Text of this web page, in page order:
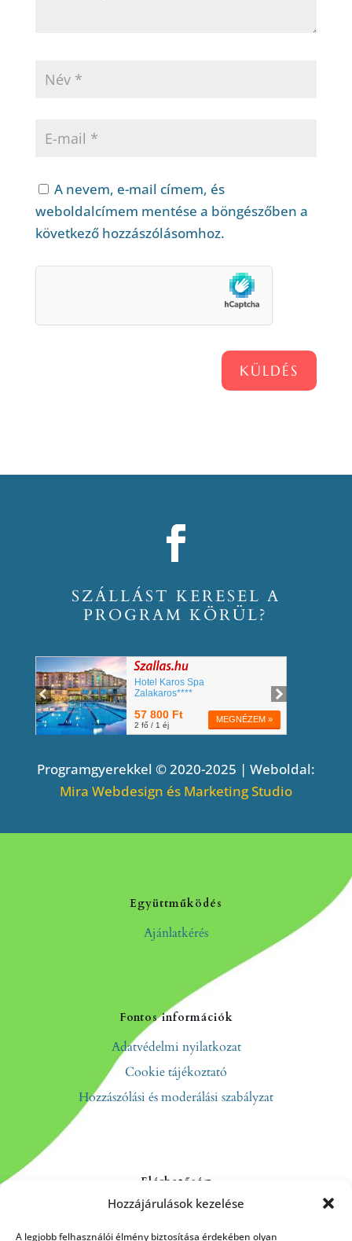
Hozzájárulások kezelése
A legjobb felhasználói élmény biztosítása érdekében olyan
A nevem, e-mail címem, és
weboldalcímem mentése a böngészőben a
következő hozzászólásomhoz.
KÜLDÉS
SZÁLLÁST KERESEL A
PROGRAM KÖRÜL?
Programgyerekkel © 2020-2025 | Weboldal:
Mira Webdesign és Marketing Studio
Együttműködés
Ajánlatkérés
Fontos információk
Adatvédelmi nyilatkozat
Cookie tájékoztató
Hozzászólási és moderálási szabályzat
Elérhetőség
Kapcsolat
Rólunk